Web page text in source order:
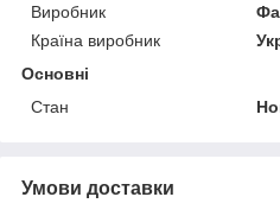
Виробник
Країна виробник
Основні
Стан
Умови доставки